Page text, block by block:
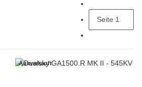
Seite 1
Ausverkauft